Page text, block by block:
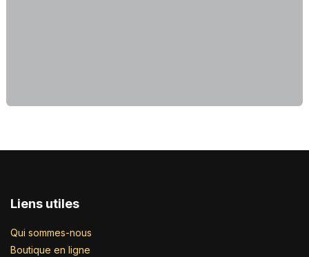
Liens utiles
Qui sommes-nous
Boutique en ligne